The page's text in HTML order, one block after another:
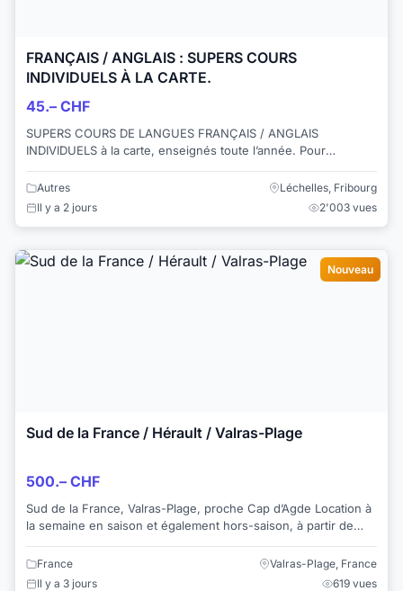
FRANÇAIS / ANGLAIS : SUPERS COURS
INDIVIDUELS À LA CARTE.
45.– CHF
SUPERS COURS DE LANGUES FRANÇAIS / ANGLAIS
INDIVIDUELS à la carte, enseignés toute l’année. Pour
Autres
Léchelles, Fribourg
Il y a 2 jours
2'003 vues
Nouveau
Sud de la France / Hérault / Valras-Plage
500.– CHF
Sud de la France, Valras-Plage, proche Cap d’Agde Location à
la semaine en saison et également hors-saison, à partir de
France
Valras-Plage, France
Il y a 3 jours
619 vues